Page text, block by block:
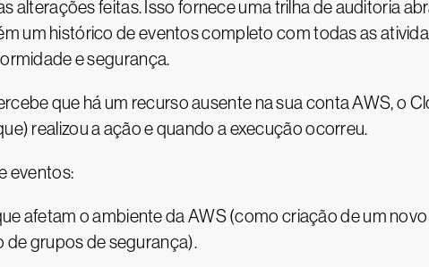
alterações feitas. Isso fornece uma trilha de auditoria
um histórico de eventos completo com todas as
e segurança.
que há um recurso ausente na sua conta AWS, o
realizou a ação e quando a execução ocorreu.
eventos:
afetam o ambiente da AWS (como criação de um
de grupos de segurança).